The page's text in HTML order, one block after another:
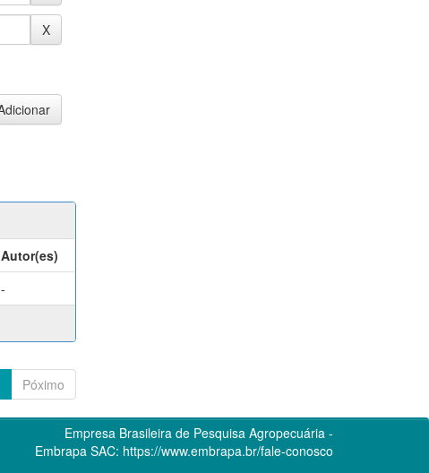
Autor(es)
-
Póximo
Empresa Brasileira de Pesquisa Agropecuária -
Embrapa SAC: https://www.embrapa.br/fale-conosco